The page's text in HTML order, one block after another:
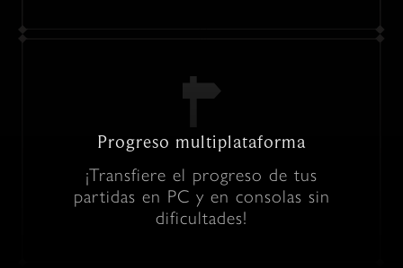
Progreso multiplataforma
¡Transfiere el progreso de tus
partidas en PC y en consolas sin
dificultades!